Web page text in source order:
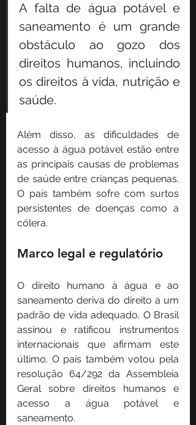
A falta de água potável e
saneamento é um grande
obstáculo ao gozo dos
direitos humanos, incluindo
os direitos à vida, nutrição e
saúde.
Além disso, as dificuldades de
acesso à água potável estão entre
as principais causas de problemas
de saúde entre crianças pequenas.
O país também sofre com surtos
persistentes de doenças como a
cólera.
Marco legal e regulatório
O direito humano à água e ao
saneamento deriva do direito a um
padrão de vida adequado. O Brasil
assinou e ratificou instrumentos
internacionais que afirmam este
último. O país também votou pela
resolução 64/292 da Assembleia
Geral sobre direitos humanos e
acesso a água potável e
saneamento.